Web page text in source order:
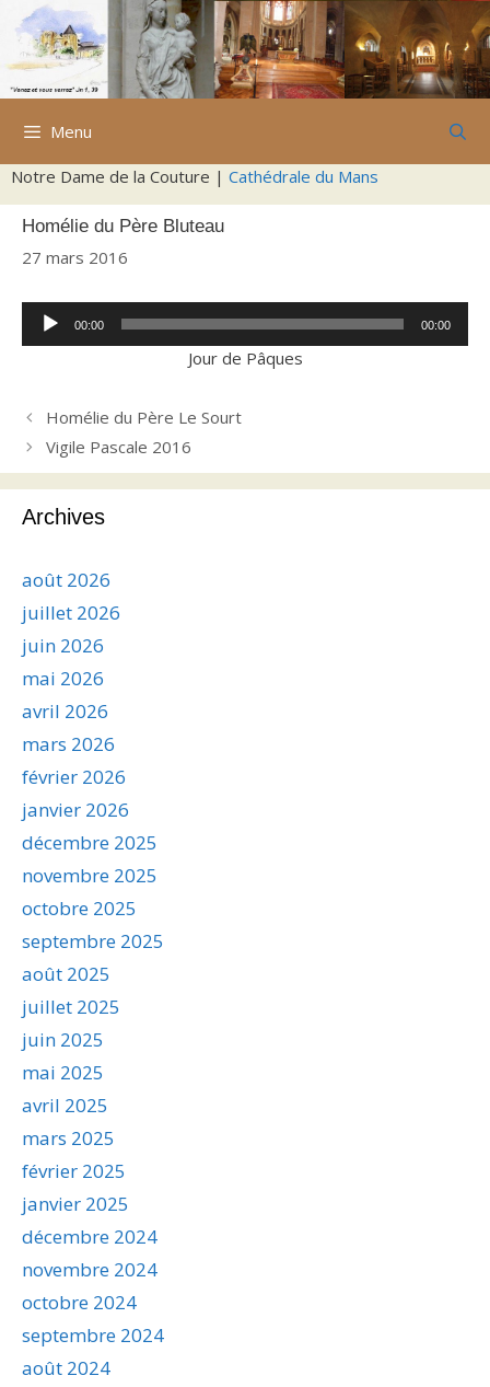
Aller
contenu
Menu
Notre Dame de la Couture | Cathédrale du Mans
Homélie du Père Bluteau
27 mars 2016
Lecteur
audio
00:00 00:00
Jour de Pâques
Homélie du Père Le Sourt
Vigile Pascale 2016
Archives
août 2026
juillet 2026
juin 2026
mai 2026
avril 2026
mars 2026
février 2026
janvier 2026
décembre 2025
novembre 2025
octobre 2025
septembre 2025
août 2025
juillet 2025
juin 2025
mai 2025
avril 2025
mars 2025
février 2025
janvier 2025
décembre 2024
novembre 2024
octobre 2024
septembre 2024
août 2024